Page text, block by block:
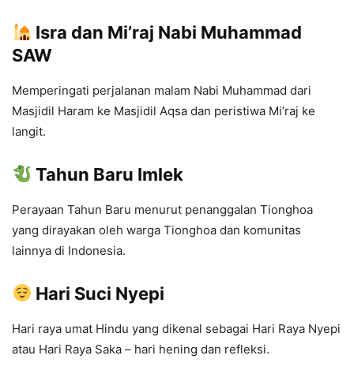
Isra dan Mi’raj Nabi Muhammad
SAW
Memperingati perjalanan malam Nabi Muhammad dari
Masjidil Haram ke Masjidil Aqsa dan peristiwa Mi’raj ke
langit.
Tahun Baru Imlek
Perayaan Tahun Baru menurut penanggalan Tionghoa
yang dirayakan oleh warga Tionghoa dan komunitas
lainnya di Indonesia.
Hari Suci Nyepi
Hari raya umat Hindu yang dikenal sebagai Hari Raya Nyepi
atau Hari Raya Saka – hari hening dan refleksi.